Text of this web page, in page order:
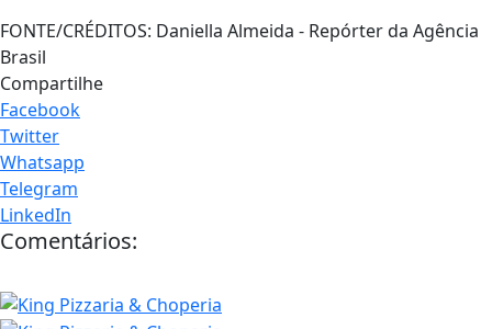
FONTE/CRÉDITOS: Daniella Almeida - Repórter da Agência
Brasil
Compartilhe
Facebook
Twitter
Whatsapp
Telegram
LinkedIn
Comentários: